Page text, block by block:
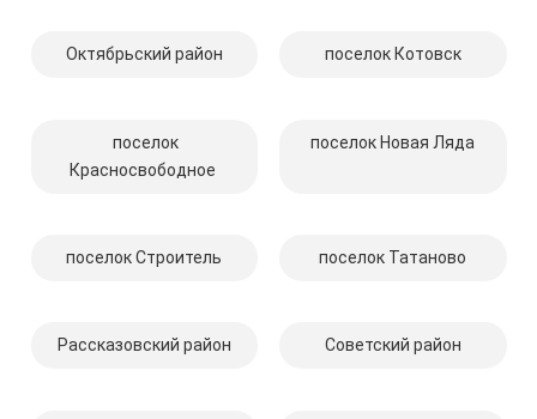
Октябрьский район поселок Котовск
поселок
Красносвободное
поселок Новая Ляда
поселок Строитель поселок Татаново
Рассказовский район Советский район